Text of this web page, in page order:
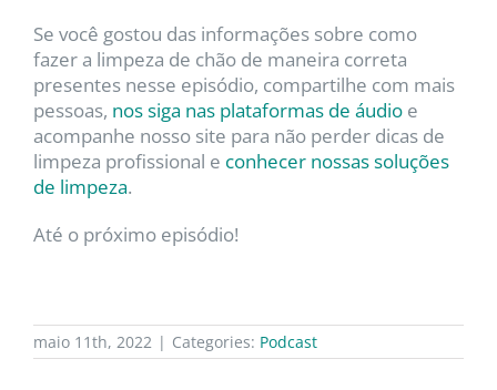
Se você gostou das informações sobre como
fazer a limpeza de chão de maneira correta
presentes nesse episódio, compartilhe com mais
pessoas, nos siga nas plataformas de áudioe
acompanhe nosso site para não perder dicas de
limpeza profissional e conhecer nossas soluções
de limpeza.
Até o próximo episódio!
maio 11th, 2022 | Categories: Podcast